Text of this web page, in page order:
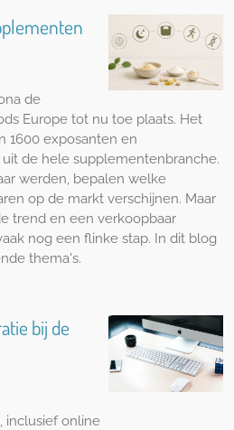
de
Europe tot nu toe plaats. Het
1600 exposanten en
de hele supplementenbranche.
werden, bepalen welke
op de markt verschijnen. Maar
trend en een verkoopbaar
nog een flinke stap. In dit blog
thema's.
bij de
inclusief online